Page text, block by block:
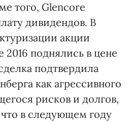
того, Glencore
дивидендов. В
акции
поднялись в цене
подтвердила
как агрессивного
рисков и долгов,
в следующем году